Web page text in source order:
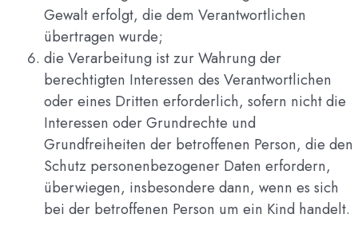
Gewalt erfolgt, die dem Verantwortlichen
übertragen wurde;
die Verarbeitung ist zur Wahrung der
berechtigten Interessen des Verantwortlichen
oder eines Dritten erforderlich, sofern nicht die
Interessen oder Grundrechte und
Grundfreiheiten der betroffenen Person, die den
Schutz personenbezogener Daten erfordern,
überwiegen, insbesondere dann, wenn es sich
bei der betroffenen Person um ein Kind handelt.